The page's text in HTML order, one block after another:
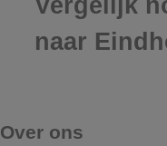
Vergelijk
naar
Over ons